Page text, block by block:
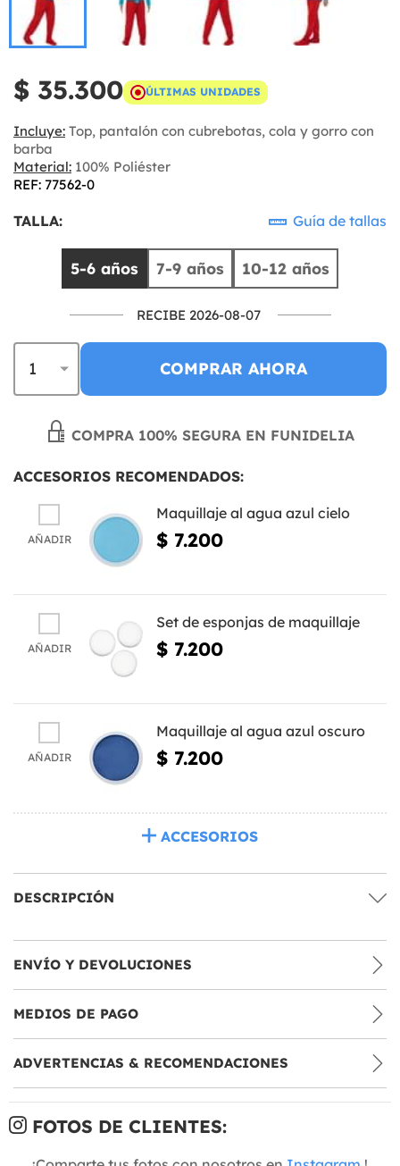
$ 35.300 ÚLTIMAS UNIDADES
Incluye: Top, pantalón con cubrebotas, cola y gorro con
barba
Material: 100% Poliéster
REF: 77562-0
TALLA: Guía de tallas
5-6 años 7-9 años 10-12 años
RECIBE 2026-08-07
COMPRAR AHORA
COMPRA 100% SEGURA EN FUNIDELIA
ACCESORIOS RECOMENDADOS:
AÑADIR
Maquillaje al agua azul cielo
$ 7.200
AÑADIR
Set de esponjas de maquillaje
$ 7.200
AÑADIR
Maquillaje al agua azul oscuro
$ 7.200
ACCESORIOS
DESCRIPCIÓN
ENVÍO Y DEVOLUCIONES
MEDIOS DE PAGO
ADVERTENCIAS & RECOMENDACIONES
FOTOS DE CLIENTES: